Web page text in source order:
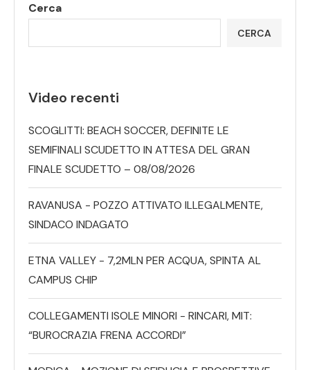
Cerca
CERCA
Video recenti
SCOGLITTI: BEACH SOCCER, DEFINITE LE
SEMIFINALI SCUDETTO IN ATTESA DEL GRAN
FINALE SCUDETTO – 08/08/2026
RAVANUSA - POZZO ATTIVATO ILLEGALMENTE,
SINDACO INDAGATO
ETNA VALLEY - 7,2MLN PER ACQUA, SPINTA AL
CAMPUS CHIP
COLLEGAMENTI ISOLE MINORI - RINCARI, MIT:
“BUROCRAZIA FRENA ACCORDI”